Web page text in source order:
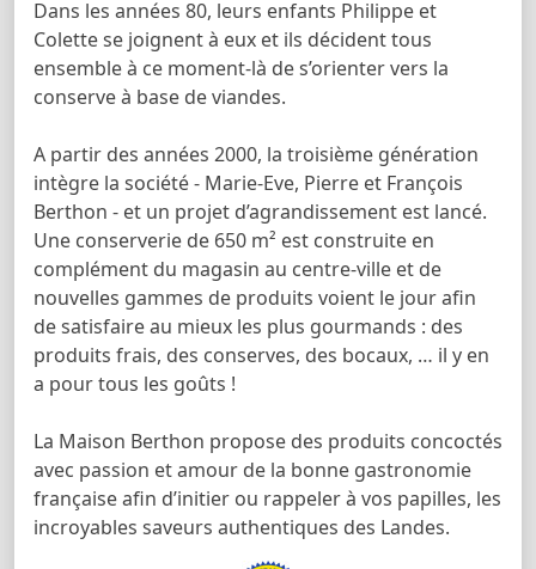
Dans les années 80, leurs enfants Philippe et
Colette se joignent à eux et ils décident tous
ensemble à ce moment-là de s’orienter vers la
conserve à base de viandes.
A partir des années 2000, la troisième génération
intègre la société - Marie-Eve, Pierre et François
Berthon - et un projet d’agrandissement est lancé.
Une conserverie de 650 m² est construite en
complément du magasin au centre-ville et de
nouvelles gammes de produits voient le jour afin
de satisfaire au mieux les plus gourmands : des
produits frais, des conserves, des bocaux, … il y en
a pour tous les goûts !
La Maison Berthon propose des produits concoctés
avec passion et amour de la bonne gastronomie
française afin d’initier ou rappeler à vos papilles, les
incroyables saveurs authentiques des Landes.